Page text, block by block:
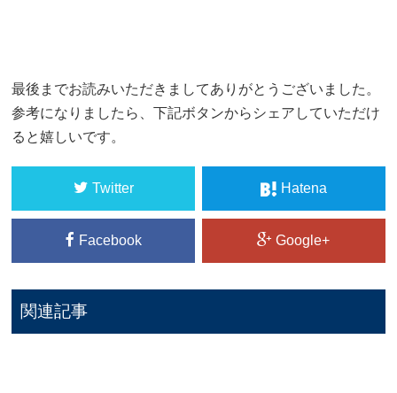
最後までお読みいただきましてありがとうございました。
参考になりましたら、下記ボタンからシェアしていただけ
ると嬉しいです。
Twitter Hatena
Facebook Google+
関連記事